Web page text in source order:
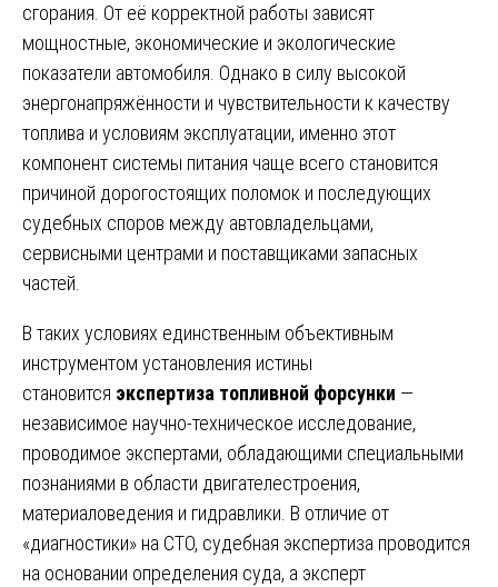
сгорания. От её корректной работы зависят
мощностные, экономические и экологические
показатели автомобиля. Однако в силу высокой
энергонапряжённости и чувствительности к качеству
топлива и условиям эксплуатации, именно этот
компонент системы питания чаще всего становится
причиной дорогостоящих поломок и последующих
судебных споров между автовладельцами,
сервисными центрами и поставщиками запасных
частей.
В таких условиях единственным объективным
инструментом установления истины
становится экспертиза топливной форсунки —
независимое научно-техническое исследование,
проводимое экспертами, обладающими специальными
познаниями в области двигателестроения,
материаловедения и гидравлики. В отличие от
«диагностики» на СТО, судебная экспертиза проводится
на основании определения суда, а эксперт